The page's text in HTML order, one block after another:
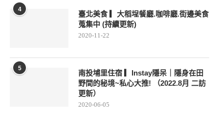
4
臺北美食 ▎大稻埕餐廳.咖啡廳.街邊美食
蒐集中 (持續更新)
2020-11-22
5
南投埔里住宿 ▎Instay隱呆｜隱身在田
野間的秘境~私心大推! （2022.8月 二訪
更新）
2020-06-05